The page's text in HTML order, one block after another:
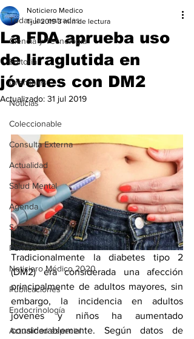
Todas las entradas
Ciencia y Tecnología
Editorial
Gremiales
Noticias
Coleccionable
Consulta Externa
Actualidad
Salud Mental
Agenda
Sección especial
Perfiles
Noticiero Médico 2020
Publicaciones
Endocrinología
Actualidad especial
La FDA aprueba uso
de liraglutida en
jóvenes con DM2
Noticiero Medico
1 jul 2019 3 min de lectura
Actualizado: 31 jul 2019
Tradicionalmente la diabetes tipo 2
(DM2) era considerada una afección
principalmente de adultos mayores, sin
embargo, la incidencia en adultos
jóvenes y niños ha aumentado